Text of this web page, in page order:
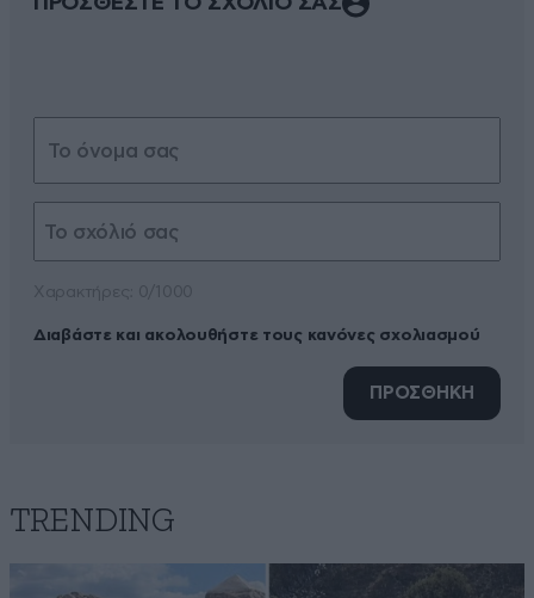
Διαβάστε και ακολουθήστε τους κανόνες σχολιασμού
ΠΡΟΣΘΗΚΗ
TRENDING